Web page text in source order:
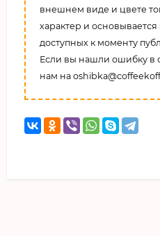
внешнем виде и цвете
характер и
доступных к моменту
Если вы нашли ошибку в
нам на